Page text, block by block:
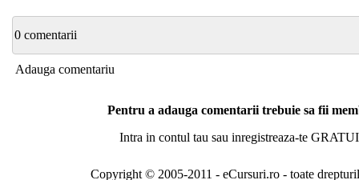
0 comentarii
Adauga comentariu
Pentru a adauga comentarii trebuie sa fii
Intra in contul tau sau inregistreaza-te
Copyright © 2005-2011 - eCursuri.ro - toate